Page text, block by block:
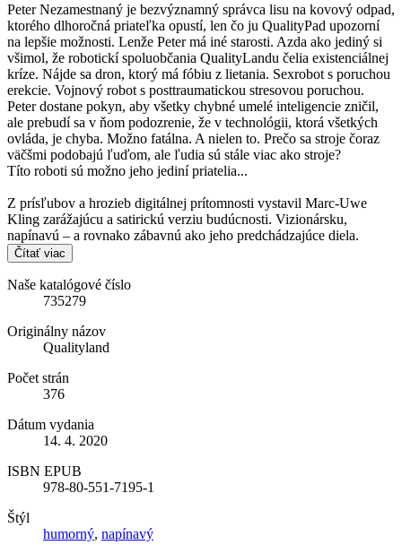
Peter Nezamestnaný je bezvýznamný správca lisu na kovový odpad,
ktorého dlhoročná priateľka opustí, len čo ju QualityPad upozorní
na lepšie možnosti. Lenže Peter má iné starosti. Azda ako jediný si
všimol, že robotickí spoluobčania QualityLandu čelia existenciálnej
kríze. Nájde sa dron, ktorý má fóbiu z lietania. Sexrobot s poruchou
erekcie. Vojnový robot s posttraumatickou stresovou poruchou.
Peter dostane pokyn, aby všetky chybné umelé inteligencie zničil,
ale prebudí sa v ňom podozrenie, že v technológii, ktorá všetkých
ovláda, je chyba. Možno fatálna. A nielen to. Prečo sa stroje čoraz
väčšmi podobajú ľuďom, ale ľudia sú stále viac ako stroje?
Títo roboti sú možno jeho jediní priatelia...
Z prísľubov a hrozieb digitálnej prítomnosti vystavil Marc-Uwe
Kling zarážajúcu a satirickú verziu budúcnosti. Vizionársku,
napínavú – a rovnako zábavnú ako jeho predchádzajúce diela.
Čítať viac
Naše katalógové číslo
735279
Originálny názov
Qualityland
Počet strán
376
Dátum vydania
14. 4. 2020
ISBN EPUB
978-80-551-7195-1
Štýl
humorný, napínavý